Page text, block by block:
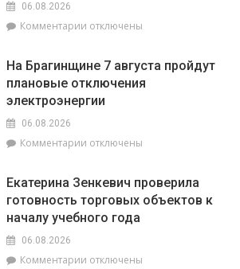
фундаментом
государственности,
кто
сейчас
впереди
кампании
как
принять
участие
конкурсе
лучшую
06.08.2026
Комментарии к
рассказали,
почему
не
телефон
грозы
отключены
На Брагинщине 7 августа пройдут
плановые отключения
электроэнергии
06.08.2026
Комментарии к
Брагинщине
7
августа
отключения
отключены
Екатерина Зенкевич проверила
готовность торговых объектов к
началу учебного года
06.08.2026
Комментарии котключены